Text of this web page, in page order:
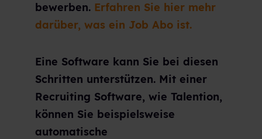
bewerben. Erfahren Sie hier mehr
darüber, was ein Job Abo ist.
Eine Software kann Sie bei diesen
Schritten unterstützen. Mit einer
Recruiting Software, wie Talention,
können Sie beispielsweise
automatische